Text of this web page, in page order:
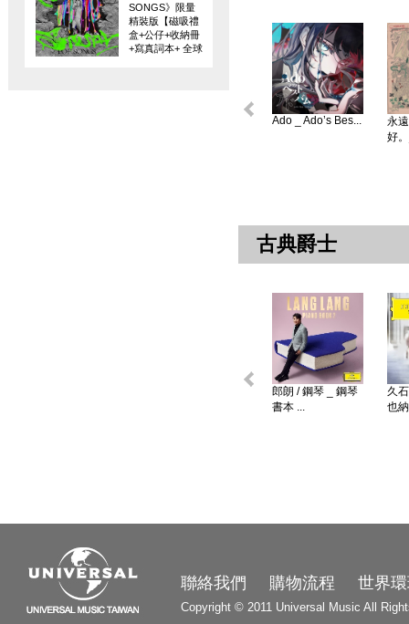
SONGS》限量
精裝版【磁吸禮
盒+公仔+收納冊
+寫真詞本+ 全球
Ado _ Ado’s Bes...
永
好
古典爵士
郎朗 / 鋼琴 _ 鋼琴
書本 ...
久
也
聯絡我們 購物流程 世界
Copyright © 2011 Universal Music All